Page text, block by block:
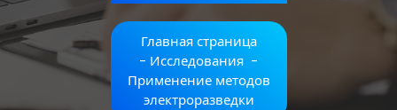
Главная страница
- Исследования -
Применение методов
электроразведки